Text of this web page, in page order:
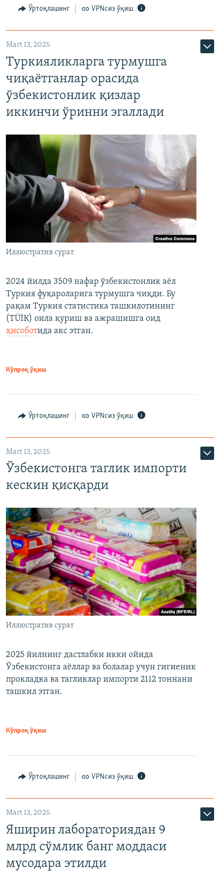
Ўртоқлашинг VPNсиз ўқиш
Mart 13, 2025
Туркияликларга турмушга
чиқаётганлар орасида
ўзбекистонлик қизлар
иккинчи ўринни эгаллади
Иллюстратив сурат
2024 йилда 3509 нафар ўзбекистонлик аёл
Туркия фуқароларига турмушга чиқди. Бу
рақам Туркия статистика ташкилотининг
(ТÜİК) оила қуриш ва ажрашишга оид
ҳисоботида акс этган.
Кўпроқ ўқиш
Ўртоқлашинг VPNсиз ўқиш
Mart 13, 2025
Ўзбекистонга таглик импорти
кескин қисқарди
Иллюстратив сурат
2025 йилнинг дастлабки икки ойида
Ўзбекистонга аёллар ва болалар учун гигиеник
прокладка ва тагликлар импорти 2112 тоннани
ташкил этган.
Кўпроқ ўқиш
Ўртоқлашинг VPNсиз ўқиш
Mart 13, 2025
Яширин лабораториядан 9
млрд сўмлик банг моддаси
мусодара этилди